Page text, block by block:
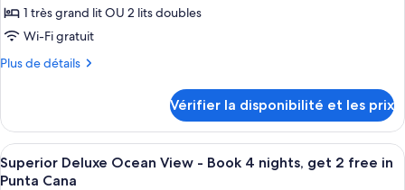
type
de
chambre :
Chambre
jardin
1 très grand lit OU 2 lits doubles
Wi-Fi gratuit
Plus de détails
Plus
le
type
de
chambre
Vérifier la disponibilité et les prix
Afficher
toutes
Une chambre d’hôtel équipée d’un
6
Superior Deluxe Ocean View - Book 4 nights, get 2 free in
Punta Cana